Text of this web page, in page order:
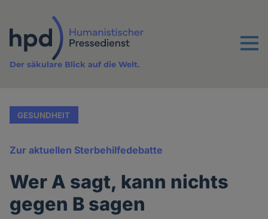
Inhalt
Menu
Der säkulare Blick auf die Welt.
GESUNDHEIT
Zur aktuellen Sterbehilfedebatte
Wer A sagt, kann nichts
gegen B sagen